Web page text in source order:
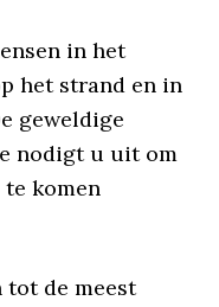
in het
het strand en in
geweldige
nodigt u uit om
komen
tot de meest